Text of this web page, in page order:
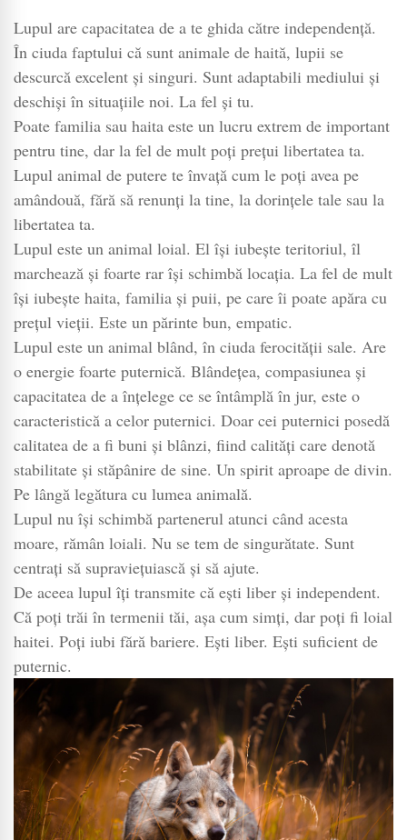
Lupul are capacitatea de a te ghida către independență.
În ciuda faptului că sunt animale de haită, lupii se
descurcă excelent și singuri. Sunt adaptabili mediului și
deschiși în situațiile noi. La fel și tu.
Poate familia sau haita este un lucru extrem de important
pentru tine, dar la fel de mult poți prețui libertatea ta.
Lupul animal de putere te învață cum le poți avea pe
amândouă, fără să renunți la tine, la dorințele tale sau la
libertatea ta.
Lupul este un animal loial. El își iubește teritoriul, îl
marchează și foarte rar își schimbă locația. La fel de mult
își iubește haita, familia și puii, pe care îi poate apăra cu
prețul vieții. Este un părinte bun, empatic.
Lupul este un animal blând, în ciuda ferocității sale. Are
o energie foarte puternică. Blândețea, compasiunea și
capacitatea de a înțelege ce se întâmplă în jur, este o
caracteristică a celor puternici. Doar cei puternici posedă
calitatea de a fi buni și blânzi, fiind calități care denotă
stabilitate și stăpânire de sine. Un spirit aproape de divin.
Pe lângă legătura cu lumea animală.
Lupul nu își schimbă partenerul atunci când acesta
moare, rămân loiali. Nu se tem de singurătate. Sunt
centrați să supraviețuiască și să ajute.
De aceea lupul îți transmite că ești liber și independent.
Că poți trăi în termenii tăi, așa cum simți, dar poți fi loial
haitei. Poți iubi fără bariere. Ești liber. Ești suficient de
puternic.